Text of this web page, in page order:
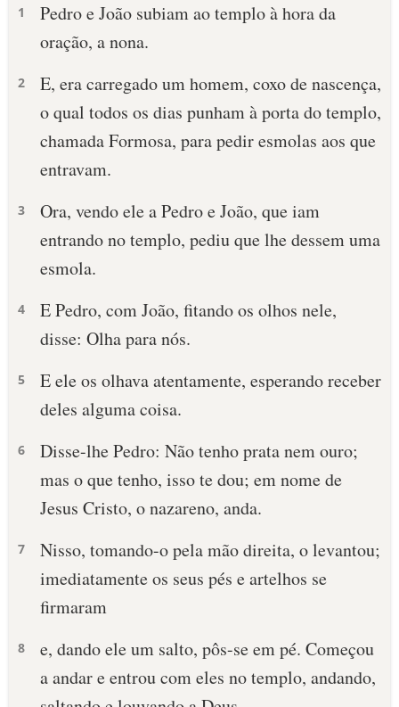
1
Pedro e João subiam ao templo à hora da
oração, a nona.
2
E, era carregado um homem, coxo de nascença,
o qual todos os dias punham à porta do templo,
chamada Formosa, para pedir esmolas aos que
entravam.
3
Ora, vendo ele a Pedro e João, que iam
entrando no templo, pediu que lhe dessem uma
esmola.
4
E Pedro, com João, fitando os olhos nele,
disse: Olha para nós.
5
E ele os olhava atentamente, esperando receber
deles alguma coisa.
6
Disse-lhe Pedro: Não tenho prata nem ouro;
mas o que tenho, isso te dou; em nome de
Jesus Cristo, o nazareno, anda.
7
Nisso, tomando-o pela mão direita, o levantou;
imediatamente os seus pés e artelhos se
firmaram
8
e, dando ele um salto, pôs-se em pé. Começou
a andar e entrou com eles no templo, andando,